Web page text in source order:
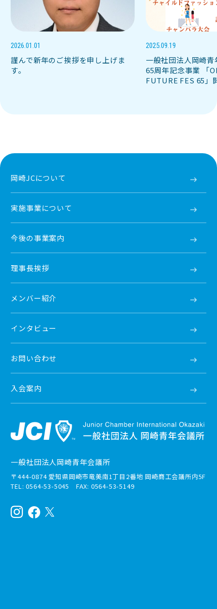
2026.01.01
謹んで新年のご挨拶を申し上げま
す。
2025.09.19
一般社団法人岡崎
65周年記念事業 「
FUTURE FES 65」
岡崎JCについて
実施事業について
今後の事業案内
理事長挨拶
メンバー紹介
インタビュー
お問い合わせ
入会案内
一般社団法人岡崎青年会議所
〒444-0874 愛知県岡崎市竜美南1丁目2番地 岡崎商工会議所内5F
TEL: 0564-53-5045 FAX: 0564-53-5149